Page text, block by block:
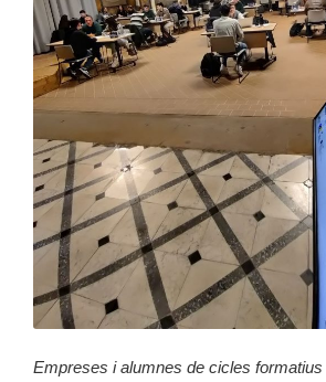
Empreses i alumnes de cicles